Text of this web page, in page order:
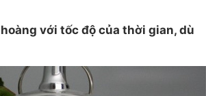
với tốc độ của thời gian, dù